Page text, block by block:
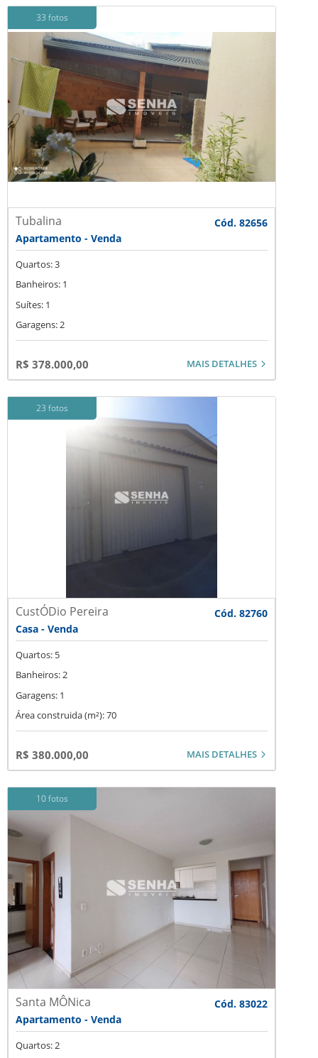
33 fotos
Tubalina
Cód. 82656
Apartamento - Venda
Quartos: 3
Banheiros: 1
Suítes: 1
Garagens: 2
R$ 378.000,00 MAIS DETALHES
23 fotos
CustÓDio Pereira
Cód. 82760
Casa - Venda
Quartos: 5
Banheiros: 2
Garagens: 1
Área construida (m²): 70
R$ 380.000,00 MAIS DETALHES
10 fotos
Santa MÔNica
Cód. 83022
Apartamento - Venda
Quartos: 2